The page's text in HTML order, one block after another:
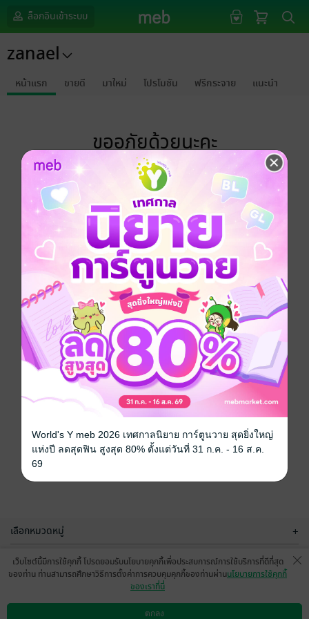
ล็อกอินเข้าระบบ
zanael
หน้าแรก ขายดี มาใหม่ โปรโมชัน ฟรีกระจาย แนะนำ
ขออภัยด้วยนะคะ
ไม่พบข้อมูลในหัวข้อที่คุณกำลังชมค่ะ
เลือกหมวดหมู่ +
บริการช่วยเหลือ +
เว็บไซต์นี้มีการใช้คุกกี้ โปรดยอมรับนโยบายคุกกี้เพื่อประสบการณ์การใช้บริการที่ดีที่สุด
ของท่าน ท่านสามารถศึกษาวิธีการตั้งค่าการควบคุมคุกกี้ของท่านผ่านนโยบายการใช้คุกกี้
ของเราที่นี่
ตกลง
World's Y meb 2026 เทศกาลนิยาย การ์ตูนวาย สุดยิ่งใหญ่
แห่งปี ลดสุดฟิน สูงสุด 80% ตั้งแต่วันที่ 31 ก.ค. - 16 ส.ค.
69